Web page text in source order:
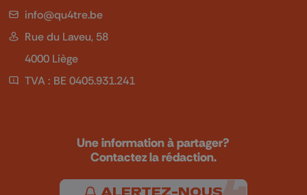
info@qu4tre.be
Rue du Laveu, 58
4000 Liège
TVA : BE 0405.931.241
Une information à partager?
Contactez la rédaction.